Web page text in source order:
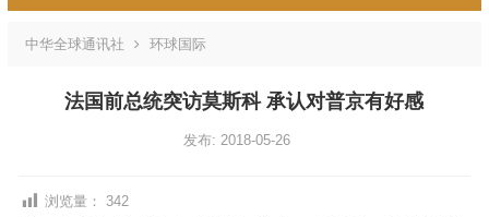
中华全球通讯社 环球国际
法国前总统突访莫斯科 承认对普京有好感
发布: 2018-05-26
浏览量： 342